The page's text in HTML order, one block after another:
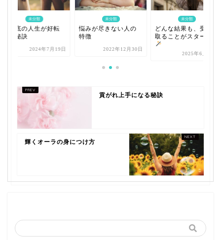
未分類
どん底の人生が好転
する秘訣
2024年7月19日
未分類
悩みが尽きない人の
特徴
2022年12月30日
未分類
どんな結果も、受け
取ることがスタート
2025年6月27日
貢がれ上手になる秘訣
輝くオーラの身につけ方